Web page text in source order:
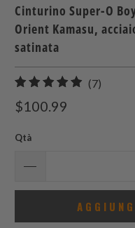
Cinturino Super-O
Orient Kamasu,
satinata
(7)
$100.99
Qtà